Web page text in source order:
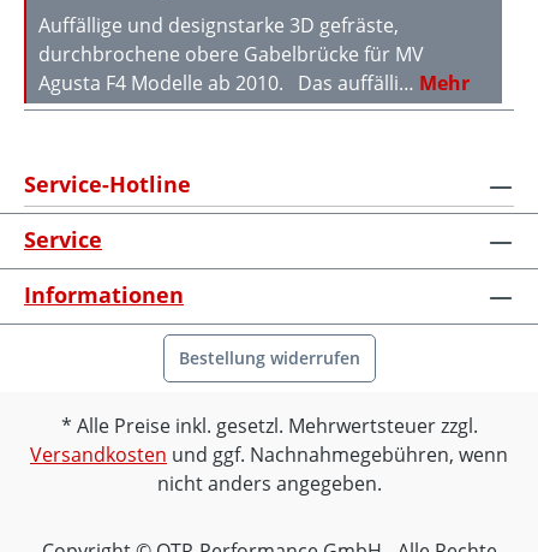
Auffällige und designstarke 3D gefräste,
durchbrochene obere Gabelbrücke für MV
Agusta F4 Modelle ab 2010. Das auffälli… Mehr
Service-Hotline
Service
Informationen
Bestellung widerrufen
Alle Preise inkl. gesetzl. Mehrwertsteuer zzgl.
Versandkosten und ggf. Nachnahmegebühren, wenn
nicht anders angegeben.